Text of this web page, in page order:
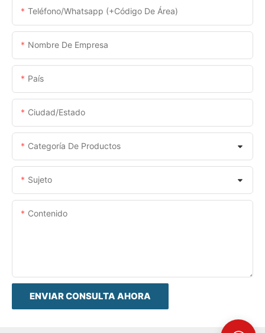
Teléfono/whatsapp (+código De Área)
Nombre De Empresa
País
Ciudad/estado
Categoría De Productos
Sujeto
Contenido
ENVIAR CONSULTA AHORA